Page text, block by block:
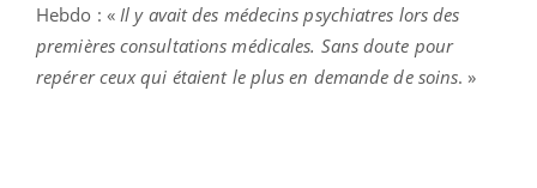
Hebdo : « Il y avait des médecins psychiatres lors des
premières consultations médicales. Sans doute pour
repérer ceux qui étaient le plus en demande de soins. »